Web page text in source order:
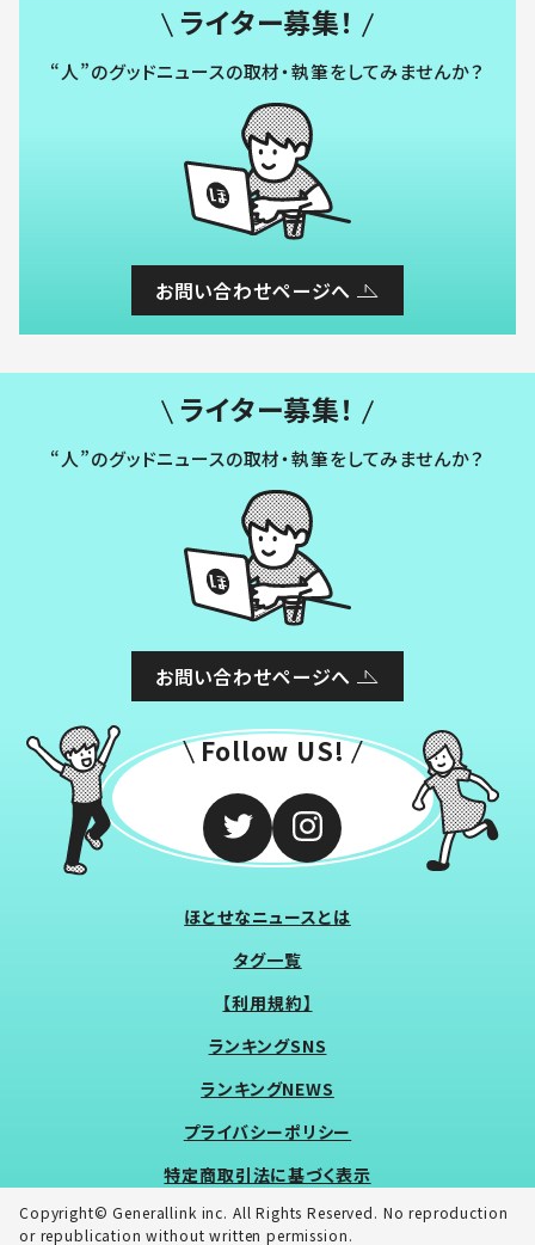
ライター募集！
“人”のグッドニュースの取材・執筆をしてみませんか？
お問い合わせページへ
ライター募集！
“人”のグッドニュースの取材・執筆をしてみませんか？
お問い合わせページへ
Follow US!
ほとせなニュースとは
タグ一覧
【利用規約】
ランキングSNS
ランキングNEWS
プライバシーポリシー
特定商取引法に基づく表示
Copyright© Generallink inc. All Rights Reserved. No reproduction
or republication without written permission.